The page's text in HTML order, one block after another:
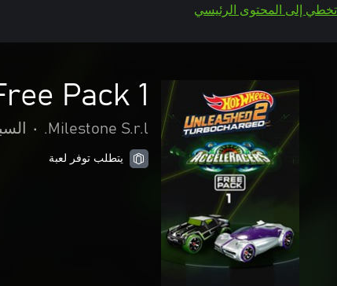
تخطي إلى المحتوى الرئيسي
Pack 1
Milestone S.r.l.
•
يتطلب توفر لعبة